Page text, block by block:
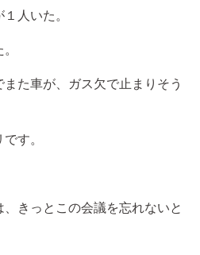
人いた。
た車が、ガス欠で止まりそう
す。
きっとこの会議を忘れないと